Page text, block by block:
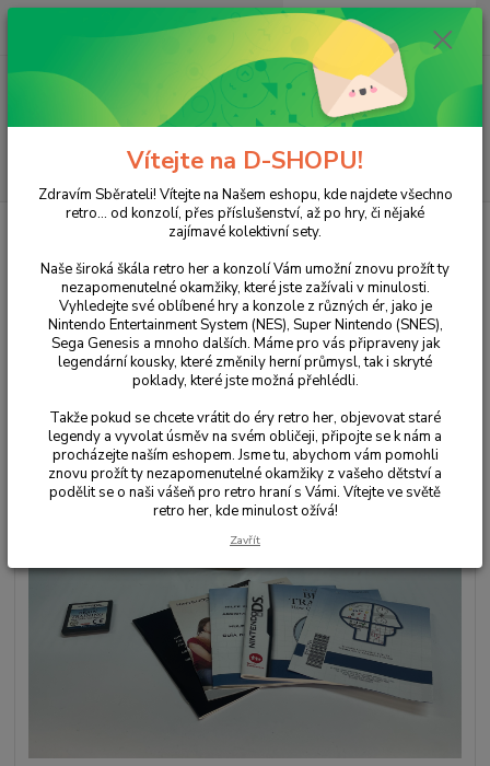
Menu
(Po-Pá, 15:00-20:00 hod.)
ks
0 Kč
DS Hry Brain Training
Brain Training
Vítejte na D-SHOPU!
Zdravím Sběrateli! Vítejte na Našem eshopu, kde najdete všechno
retro... od konzolí, přes příslušenství, až po hry, či nějaké
zajímavé kolektivní sety.
Naše široká škála retro her a konzolí Vám umožní znovu prožít ty
nezapomenutelné okamžiky, které jste zažívali v minulosti.
Vyhledejte své oblíbené hry a konzole z různých ér, jako je
Nintendo Entertainment System (NES), Super Nintendo (SNES),
Sega Genesis a mnoho dalších. Máme pro vás připraveny jak
legendární kousky, které změnily herní průmysl, tak i skryté
poklady, které jste možná přehlédli.
Takže pokud se chcete vrátit do éry retro her, objevovat staré
legendy a vyvolat úsměv na svém obličeji, připojte se k nám a
procházejte naším eshopem. Jsme tu, abychom vám pomohli
znovu prožít ty nezapomenutelné okamžiky z vašeho dětství a
podělit se o naši vášeň pro retro hraní s Vámi. Vítejte ve světě
retro her, kde minulost ožívá!
Zavřít